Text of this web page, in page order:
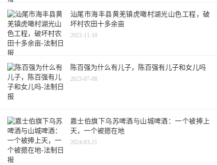
汕尾市海丰县黄羌镇虎噉村湖光山色工程，破
坏村农田十多余亩
2023-11-10
陈百强为什么有儿子，陈百强有儿子和女儿吗
2023-07-08
嘉士伯旗下乌苏啤酒与山城啤酒：一个被捧上
天，一个被摁在地
2024-03-21